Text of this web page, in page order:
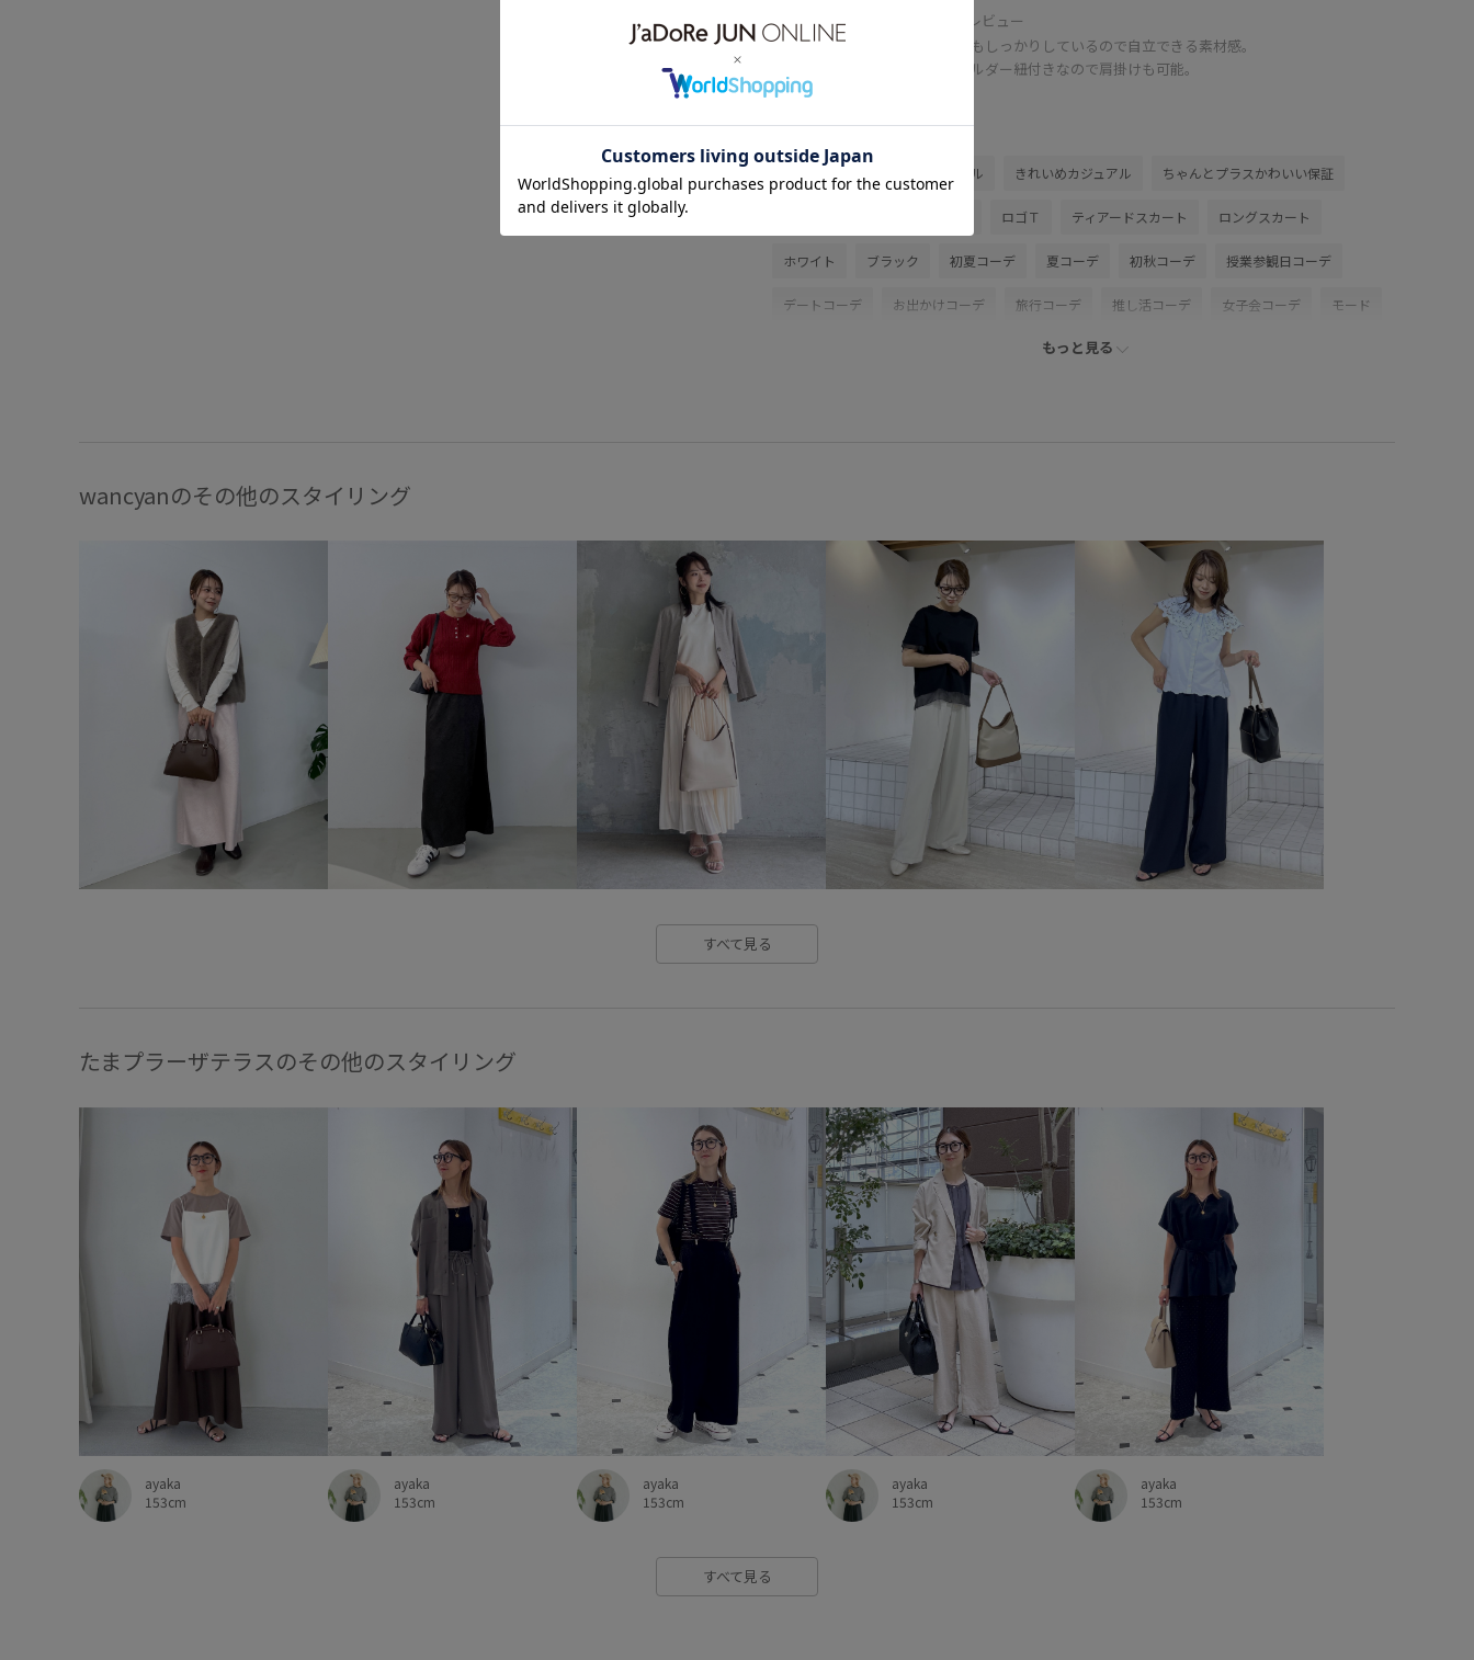
50%OFF
レビュー
マチもしっかりしているので自立できる素材感。
ショルダー紐付きなので肩掛けも可能。
関連タグ
ママコーデ 綺麗めカジュアル きれいめカジュアル ちゃんとプラスかわいい保証
ロゴＴ ティアードスカート ロングスカート
ホワイト ブラック 初夏コーデ 夏コーデ 初秋コーデ 授業参観日コーデ
デートコーデ お出かけコーデ 旅行コーデ 推し活コーデ 女子会コーデ モード
体型カバー
RP26SS着映えトップス Tシャツ Wtops_pickup
カジュアル カーディガン
サステナブル ジャケット スッキリ
セットアップ対象商品 デニム合わせ ドライ パンツ
メッシュ素材 ワイドパンツ 伸縮性 冷んやり
抜け感 接触冷感 立体感 落ち着いた色
透け感 都会的
もっと見る
wancyanのその他のスタイリング
すべて見る
たまプラーザテラスのその他のスタイリング
ayaka
153cm
ayaka
153cm
ayaka
153cm
ayaka
153cm
ayaka
153cm
すべて見る